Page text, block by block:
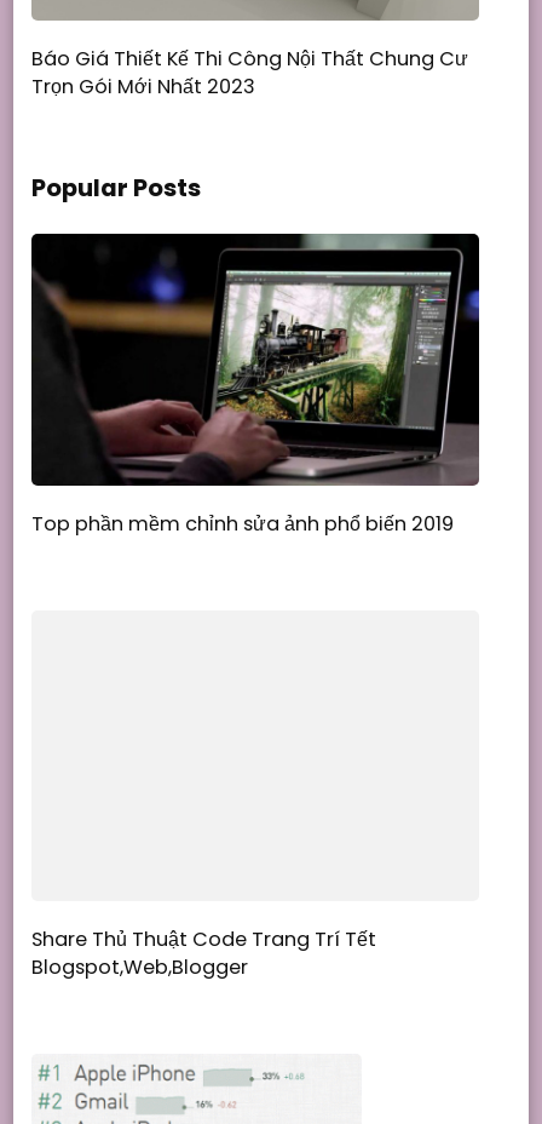
Báo Giá Thiết Kế Thi Công Nội Thất Chung Cư
Trọn Gói Mới Nhất 2023
Popular Posts
Top phần mềm chỉnh sửa ảnh phổ biến 2019
Share Thủ Thuật Code Trang Trí Tết
Blogspot,Web,Blogger